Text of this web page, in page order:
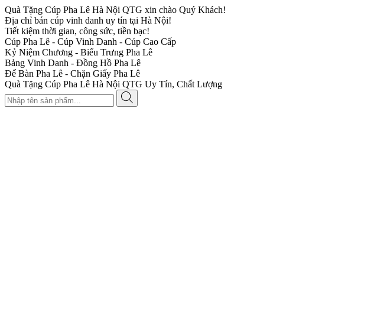
Quà Tặng Cúp Pha Lê Hà Nội QTG xin chào Quý Khách!
Địa chỉ bán cúp vinh danh uy tín tại Hà Nội!
Tiết kiệm thời gian, công sức, tiền bạc!
Cúp Pha Lê - Cúp Vinh Danh - Cúp Cao Cấp
Kỷ Niệm Chương - Biểu Trưng Pha Lê
Bảng Vinh Danh - Đồng Hồ Pha Lê
Để Bàn Pha Lê - Chặn Giấy Pha Lê
Quà Tặng Cúp Pha Lê Hà Nội QTG Uy Tín, Chất Lượng